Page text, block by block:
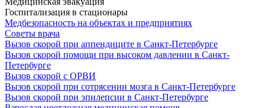
Госпитализация в стационары
Медбезопасность на объектах и предприятиях
Советы врача
Вызов скорой при аппендиците в Санкт-Петербурге
Вызов скорой помощи при высоком давлении в Санкт-
Петербурге
Вызов скорой с ОРВИ
Вызов скорой при сотрясении мозга в Санкт-Петербурге
Вызов скорой при эпилепсии в Санкт-Петербурге